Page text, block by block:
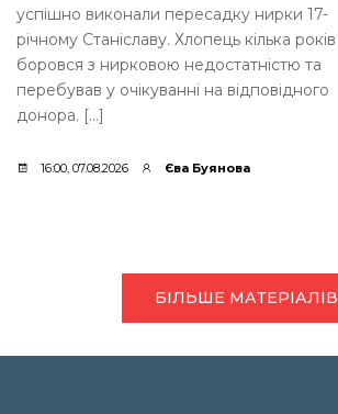
успішно виконали пересадку нирки 17-
річному Станіславу. Хлопець кілька років
боровся з нирковою недостатністю та
перебував у очікуванні на відповідного
донора. […]
16:00, 07.08.2026 Єва Буянова
БІЛЬШЕ МАТЕРІАЛІВ